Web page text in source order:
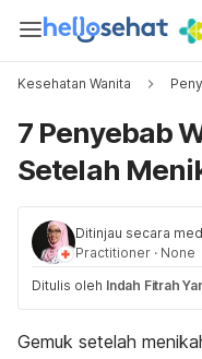
Kesehatan Wanita
7 Penyebab
Setelah
Ditinjau secara
Practitioner · None
Ditulis oleh Indah Fitrah
Gemuk setelah